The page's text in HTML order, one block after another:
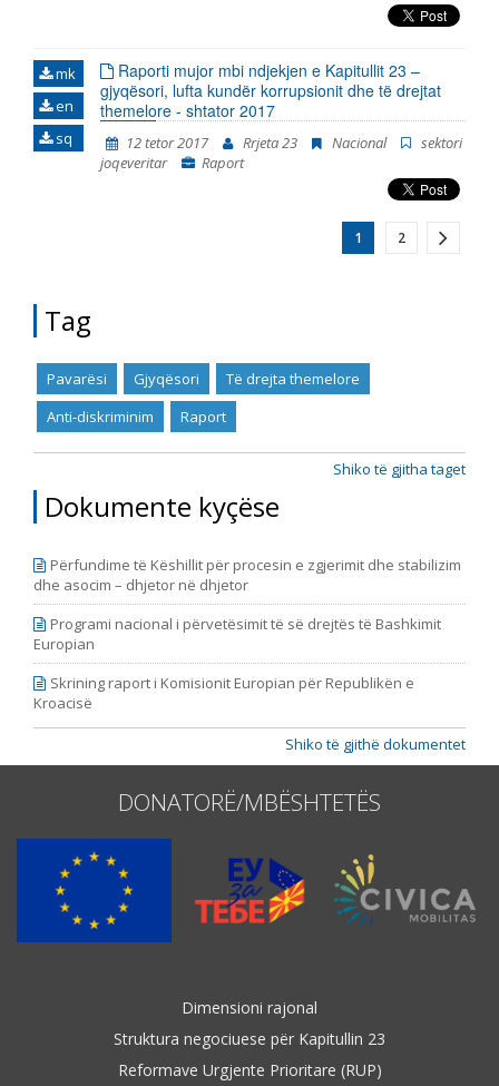
mk
en
sq
Raporti mujor mbi ndjekjen e Kapitullit 23 –
gjyqësori, lufta kundër korrupsionit dhe të drejtat
themelore - shtator 2017
12 tetor 2017 Rrjeta 23 Nacional
sektori
joqeveritar
Raport
1 2
Tag
Pavarësi Gjyqësori
Të drejta themelore
Anti-diskriminim
Raport
Shiko të gjitha taget
Dokumente kyçëse
Përfundime të Këshillit për procesin e zgjerimit dhe stabilizim
dhe asocim – dhjetor në dhjetor
Programi nacional i përvetësimit të së drejtës të Bashkimit
Europian
Skrining raport i Komisionit Europian për Republikën e
Kroacisë
Shiko të gjithë dokumentet
DONATORË/MBËSHTETËS
Dimensioni rajonal
Struktura negociuese për Kapitullin 23
Reformave Urgjente Prioritare (RUP)